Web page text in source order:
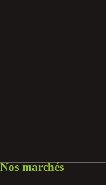
Nos marchés